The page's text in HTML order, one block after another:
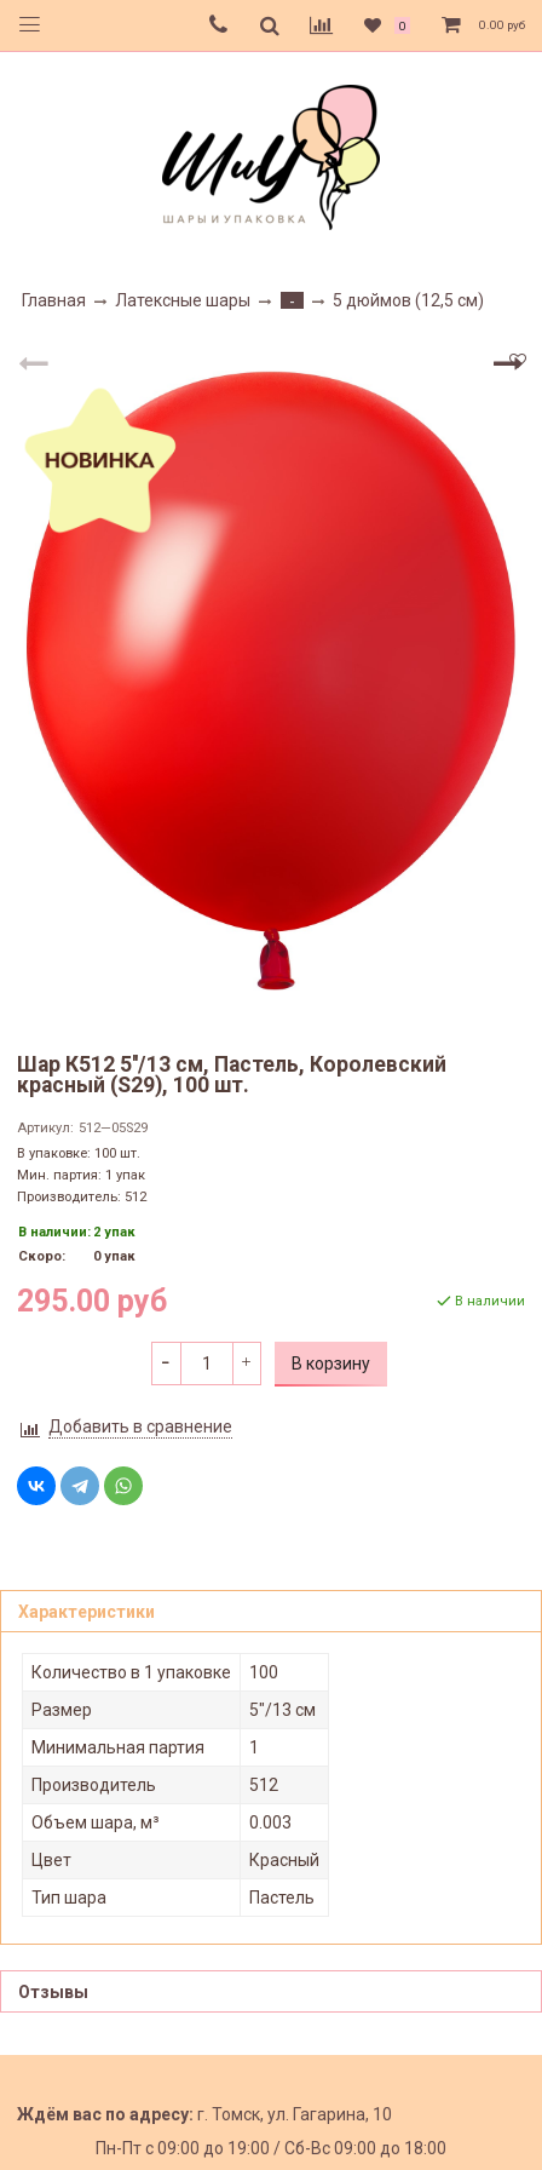
0 0.00 руб
Главная Латексные шары - 5 дюймов (12,5 см)
Шар К512 5''/13 см, Пастель, Королевский
красный (S29), 100 шт.
Артикул: 512—05S29
В упаковке: 100 шт.
Мин. партия: 1 упак
Производитель: 512
В наличии: 2 упак
Скоро:
0 упак
295.00 руб В наличии
В корзину
Добавить в сравнение
Характеристики
Количество в 1 упаковке
100
Размер
5"/13 см
Минимальная партия
1
Производитель
512
Объем шара, м³
0.003
Цвет
Красный
Тип шара
Пастель
Отзывы
Ждём вас по адресу: г. Томск, ул. Гагарина, 10
Пн-Пт с09:00 до 19:00 /Сб-Вс 09:00 до 18:00